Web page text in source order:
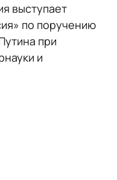
выступает
по поручению
при
и